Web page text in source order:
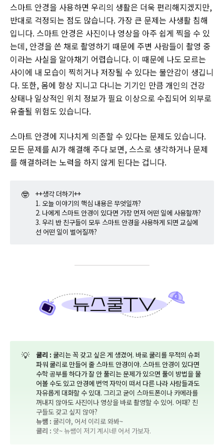
스마트 안경을 사용하면 우리의 생활은 더욱 편리해지겠지만,
반대로 걱정되는 점도 많습니다. 가장 큰 문제는 사생활 침해
입니다. 스마트 안경은 사진이나 영상을 아주 쉽게 찍을 수 있
는데, 안경을 쓴 채로 촬영하기 때문에 주변 사람들이 촬영 중
이라는 사실을 알아채기 어렵습니다. 이 때문에 나도 모르는
사이에 내 모습이 찍히거나 저장될 수 있다는 불안감이 생깁니
다. 또한, 몸에 항상 지니고 다니는 기기인 만큼 개인의 건강
상태나 일상적인 위치 정보가 필요 이상으로 수집되어 외부로
유출될 위험도 있습니다.
스마트 안경에 지나치게 의존할 수 있다는 문제도 있습니다.
모든 문제를 AI가 해결해 주다 보면, 스스로 생각하거나 문제
를 해결하려는 노력을 하지 않게 된다는 겁니다.
🤓
++생각 더하기++
1. 오늘 이야기의 핵심 내용은 무엇일까?
2. 나에게 스마트 안경이 있다면 가장 먼저 어떤 일에 사용할까?
3. 우리 반 친구들이 모두 스마트 안경을 사용하게 되면 교실에
선 어떤 일이 벌어질까?
💡 쿨리 : 쿨리는 꼭 갖고 싶은 게 생겼어. 바로 쿨리를 무적의 슈퍼
파워 쿨리로 만들어 줄 스마트 안경이야. 스마트 안경이 있다면
수학 공부를 하다가 잘 안 풀리는 문제가 있으면 풀이 방법을 물
어볼 수도 있고 안경에 번역 자막이 떠서 다른 나라 사람들과도
자유롭게 대화할 수 있대. 그리고 굳이 스마트폰이나 카메라를
꺼내지 않아도 사진이나 영상을 바로 촬영할 수 있어. 어때? 친
구들도 갖고 싶지 않아?
뉴쌤 : 쿨리야, 어서 이리로 와봐~
쿨리 : 앗~ 뉴쌤이 저기 계시네! 어서 가보자.